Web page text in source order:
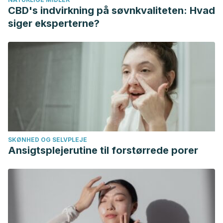
de manos.Conceptos básicos de control de infecciones de
https://www.theific.org/wp-
content/uploads/2014/08/Spanish_PRESS.pdf#page=163
Ramírez, L. S., Isaza, J. H., Veloza, L. Á., Stashenko, E.,
(2011). Actividad antibacteriana de aceites
esenciales de Lippia origanoides de diferentes orígenes
https://pdfs.semanticscholar.org/98b8/
CBD's indvirkning på søvnkvaliteten: Hvad
siger eksperterne?
SKØNHED OG SELVPLEJE
Ansigtsplejerutine til forstørrede porer